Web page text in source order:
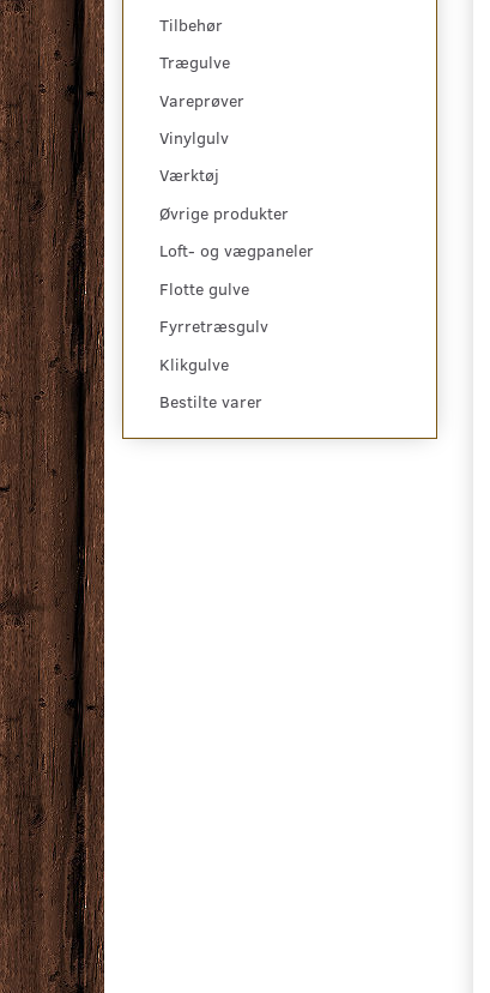
Tilbehør
Trægulve
Vareprøver
Vinylgulv
Værktøj
Øvrige produkter
Loft- og vægpaneler
Flotte gulve
Fyrretræsgulv
Klikgulve
Bestilte varer